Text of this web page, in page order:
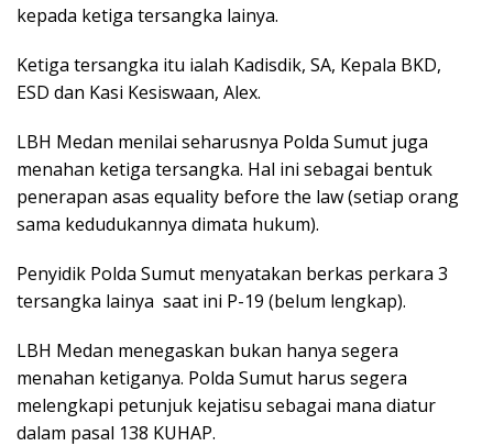
kepada ketiga tersangka lainya.
Ketiga tersangka itu ialah Kadisdik, SA, Kepala BKD,
ESD dan Kasi Kesiswaan, Alex.
LBH Medan menilai seharusnya Polda Sumut juga
menahan ketiga tersangka. Hal ini sebagai bentuk
penerapan asas equality before the law (setiap orang
sama kedudukannya dimata hukum).
Penyidik Polda Sumut menyatakan berkas perkara 3
tersangka lainya saat ini P-19 (belum lengkap).
LBH Medan menegaskan bukan hanya segera
menahan ketiganya. Polda Sumut harus segera
melengkapi petunjuk kejatisu sebagai mana diatur
dalam pasal 138 KUHAP.